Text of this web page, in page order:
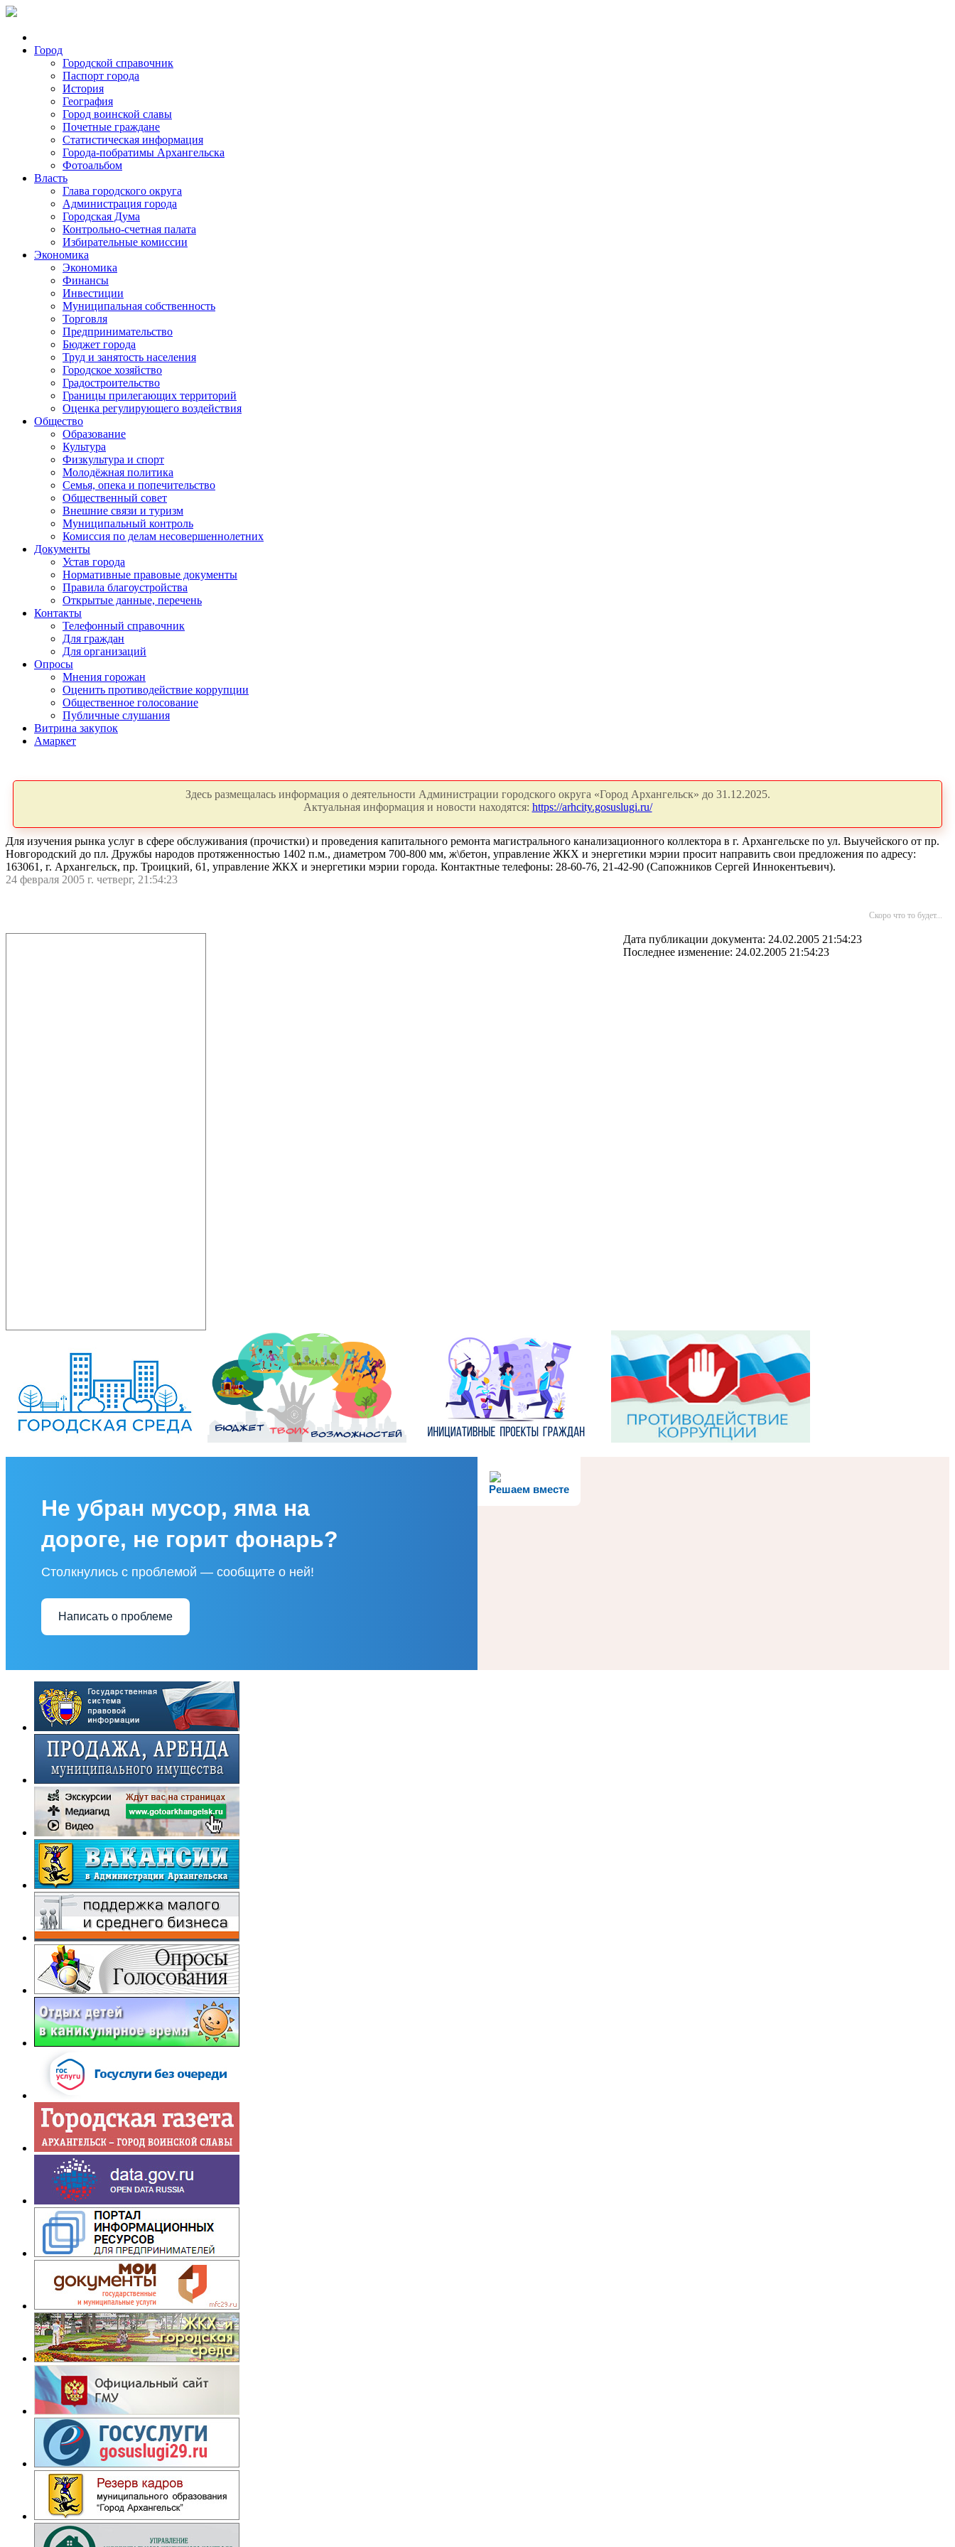
Город
Городской справочник
Паспорт города
История
География
Город воинской славы
Почетные граждане
Статистическая информация
Города-побратимы Архангельска
Фотоальбом
Власть
Глава городского округа
Администрация города
Городская Дума
Контрольно-счетная палата
Избирательные комиссии
Экономика
Экономика
Финансы
Инвестиции
Муниципальная собственность
Торговля
Предпринимательство
Бюджет города
Труд и занятость населения
Городское хозяйство
Градостроительство
Границы прилегающих территорий
Оценка регулирующего воздействия
Общество
Образование
Культура
Физкультура и спорт
Молодёжная политика
Семья, опека и попечительство
Общественный совет
Внешние связи и туризм
Муниципальный контроль
Комиссия по делам несовершеннолетних
Документы
Устав города
Нормативные правовые документы
Правила благоустройства
Открытые данные, перечень
Контакты
Телефонный справочник
Для граждан
Для организаций
Опросы
Мнения горожан
Оценить противодействие коррупции
Общественное голосование
Публичные слушания
Витрина закупок
Амаркет
Здесь размещалась информация о деятельности Администрации городского округа «Город Архангельск» до 31.12.2025.
Актуальная информация и новости находятся: https://arhcity.gosuslugi.ru/
Для изучения рынка услуг в сфере обслуживания (прочистки) и проведения капитального ремонта магистрального канализационного коллектора в г. Архангельске по ул. Выучейского от пр.
Новгородский до пл. Дружбы народов протяженностью 1402 п.м., диаметром 700-800 мм, ж\бетон, управление ЖКХ и энергетики мэрии просит направить свои предложения по адресу:
163061, г. Архангельск, пр. Троицкий, 61, управление ЖКХ и энергетики мэрии города. Контактные телефоны: 28-60-76, 21-42-90 (Сапожников Сергей Иннокентьевич).
24 февраля 2005 г. четверг, 21:54:23
Скоро что то будет...
Дата публикации документа: 24.02.2005 21:54:23
Последнее изменение: 24.02.2005 21:54:23
Решаем вместе
Не убран мусор, яма на
дороге, не горит фонарь?
Столкнулись с проблемой — сообщите о ней!
Написать о проблеме